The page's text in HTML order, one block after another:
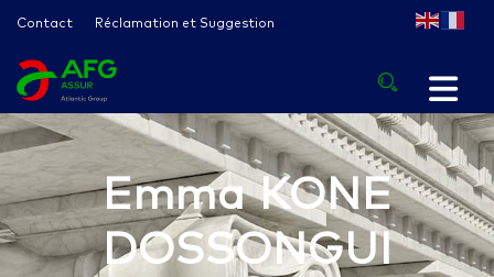
Contact Réclamation et Suggestion
Emma KONE
DOSSONGUI